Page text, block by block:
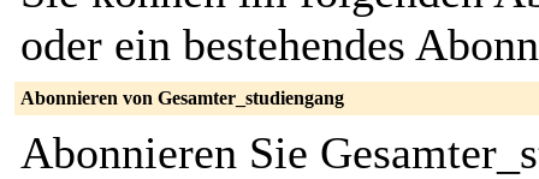
oder ein bestehendes
Abonnieren von Gesamter_studiengang
Abonnieren Sie